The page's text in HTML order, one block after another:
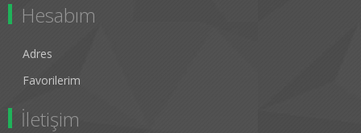
Hesabım
Adres
Favorilerim
İletişim